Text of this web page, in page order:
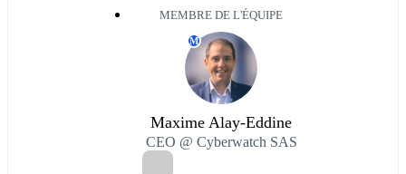
MEMBRE DE L'ÉQUIPE
M
Maxime Alay-Eddine
CEO @ Cyberwatch SAS